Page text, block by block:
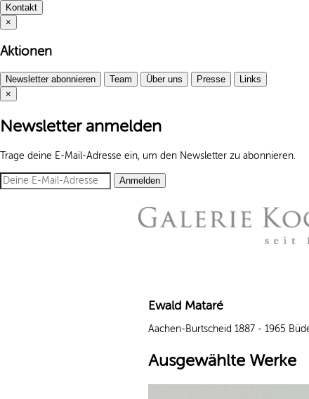
Kontakt
×
Aktionen
Newsletter abonnieren Team Über uns Presse
Links
×
Newsletter anmelden
Trage deine E-Mail-Adresse ein, um den Newsletter zu abonnieren.
Anmelden
Ewald Mataré
Aachen-Burtscheid 1887 - 1965
Ausgewählte Werke